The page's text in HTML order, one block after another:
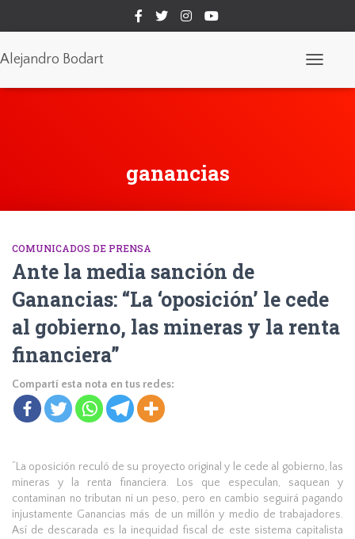
Alejandro Bodart
ganancias
COMUNICADOS DE PRENSA
Ante la media sanción de
Ganancias: “La ‘oposición’ le cede
al gobierno, las mineras y la renta
financiera”
Compartí esta nota en tus redes:
“La oposición reculó de su proyecto original y le cede al gobierno, las
mineras y la renta financiera. Los que especulan, saquean y
contaminan no tributan ni un peso, pero en cambio seguirá pagando
injustamente Ganancias más de un millón y medio de trabajadores.
Así de descarada es la inequidad fiscal de este sistema capitalista